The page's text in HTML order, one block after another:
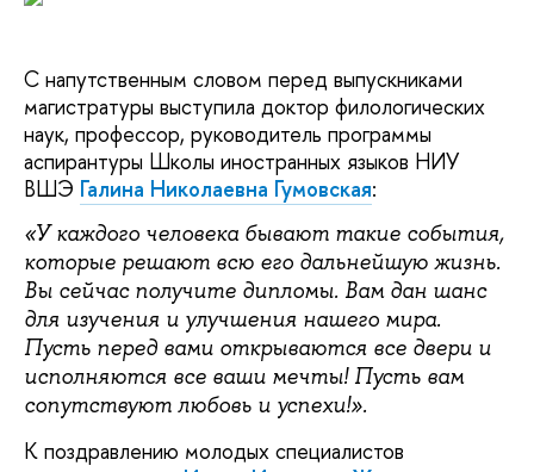
С напутственным словом перед выпускниками
магистратуры выступила доктор филологических
наук, профессор, руководитель программы
аспирантуры Школы иностранных языков НИУ
ВШЭ Галина Николаевна Гумовская:
«У каждого человека бывают такие события,
которые решают всю его дальнейшую жизнь.
Вы сейчас получите дипломы. Вам дан шанс
для изучения и улучшения нашего мира.
Пусть перед вами открываются все двери и
исполняются все ваши мечты! Пусть вам
сопутствуют любовь и успехи!».
К поздравлению молодых специалистов